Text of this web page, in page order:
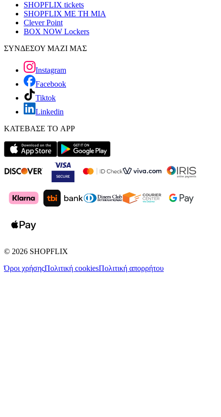
SHOPFLIX tickets
SHOPFLIX ΜΕ ΤΗ ΜΙΑ
Clever Point
BOX NOW Lockers
ΣΥΝΔΕΣΟΥ ΜΑΖΙ ΜΑΣ
Instagram
Facebook
Tiktok
Linkedin
ΚΑΤΕΒΑΣΕ ΤΟ APP
© 2026 SHOPFLIX
Όροι χρήσηςΠολιτική cookiesΠολιτική απορρήτου